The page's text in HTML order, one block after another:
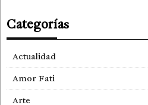
Categorías
Actualidad
Amor Fati
Arte